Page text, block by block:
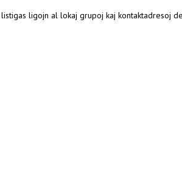
ligojn al lokaj grupoj kaj kontaktadresoj